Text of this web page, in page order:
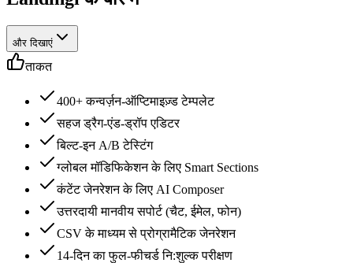
और दिखाएं
ताकत
400+ कन्वर्ज़न-ऑप्टिमाइज़्ड टेम्पलेट
सहज ड्रैग-एंड-ड्रॉप एडिटर
बिल्ट-इन A/B टेस्टिंग
ग्लोबल मॉडिफिकेशन के लिए Smart Sections
कंटेंट जेनरेशन के लिए AI Composer
उत्तरदायी मानवीय सपोर्ट (चैट, ईमेल, फोन)
CSV के माध्यम से प्रोग्रामैटिक जेनरेशन
14-दिन का फुल-फीचर्ड नि:शुल्क परीक्षण